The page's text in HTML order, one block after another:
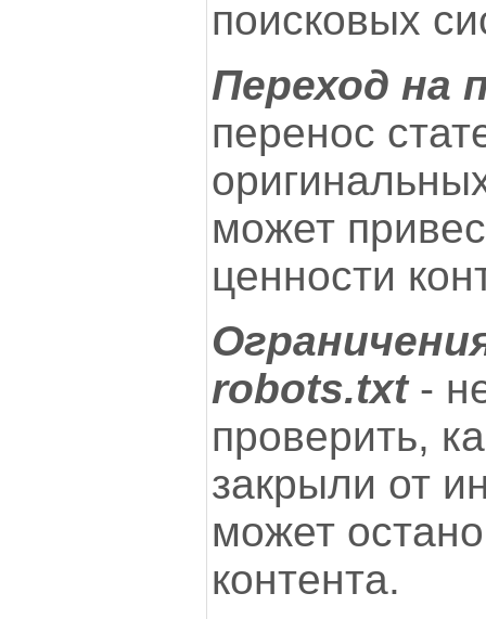
поисковых
Переход на
перенос
может
ценности
robots.txt-
проверить,
закрыли от
может
контента.